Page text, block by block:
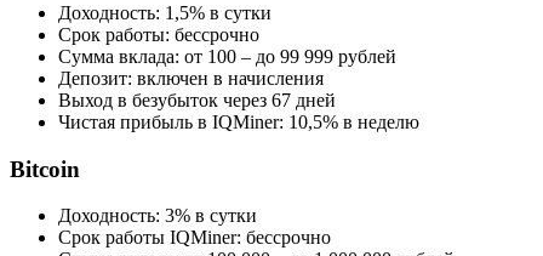
Доходность: 1,5% в сутки
Срок работы: бессрочно
Сумма вклада: от 100 – до 99 999 рублей
Депозит: включен в начисления
Выход в безубыток через 67 дней
Чистая прибыль в IQMiner: 10,5% в неделю
Bitcoin
Доходность: 3% в сутки
Срок работы IQMiner: бессрочно